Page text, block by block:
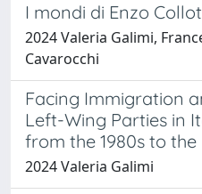
I mondi di Enzo
2024 Valeria Galimi,
Cavarocchi
Facing Immigration
Left-Wing Parties in
from the 1980s to
2024 Valeria Galimi